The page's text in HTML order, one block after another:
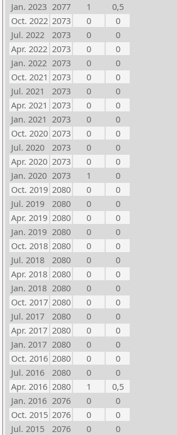
Jan. 2023 2077 1
0,5
Oct. 2022 2073 0
0
Jul. 2022
2073 0
0
Apr. 2022 2073 0
0
Jan. 2022 2073 0
0
Oct. 2021 2073 0
0
Jul. 2021
2073 0
0
Apr. 2021 2073 0
0
Jan. 2021 2073 0
0
Oct. 2020 2073 0
0
Jul. 2020
2073 0
0
Apr. 2020 2073 0
0
Jan. 2020 2073 1
0
Oct. 2019 2080 0
0
Jul. 2019
2080 0
0
Apr. 2019 2080 0
0
Jan. 2019 2080 0
0
Oct. 2018 2080 0
0
Jul. 2018
2080 0
0
Apr. 2018 2080 0
0
Jan. 2018 2080 0
0
Oct. 2017 2080 0
0
Jul. 2017
2080 0
0
Apr. 2017 2080 0
0
Jan. 2017 2080 0
0
Oct. 2016 2080 0
0
Jul. 2016
2080 0
0
Apr. 2016 2080 1
0,5
Jan. 2016 2076 0
0
Oct. 2015 2076 0
0
Jul. 2015
2076 0
0